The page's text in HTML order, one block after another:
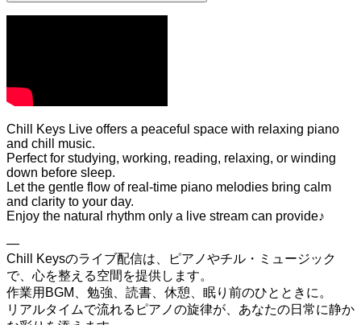
Chill Keys Live offers a peaceful space with relaxing piano
and chill music.
Perfect for studying, working, reading, relaxing, or winding
down before sleep.
Let the gentle flow of real-time piano melodies bring calm
and clarity to your day.
Enjoy the natural rhythm only a live stream can provide♪
—
Chill Keysのライブ配信は、ピアノやチル・ミュージック
で、心を整える空間を提供します。
作業用BGM、勉強、読書、休憩、眠り前のひとときに。
リアルタイムで流れるピアノの旋律が、あなたの日常に静か